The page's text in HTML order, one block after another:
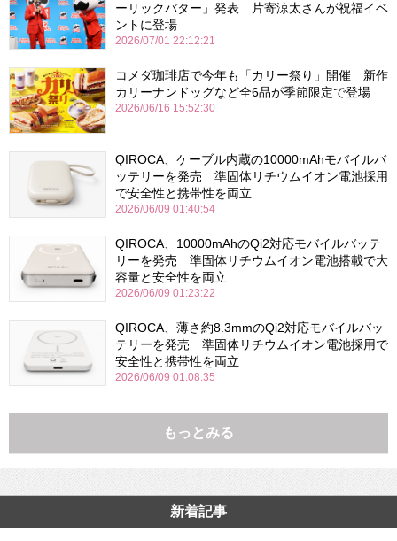
ーリックバター」発表 片寄涼太さんが祝福イベ
ントに登場
2026/07/01 22:12:21
コメダ珈琲店で今年も「カリー祭り」開催 新作
カリーナンドッグなど全6品が季節限定で登場
2026/06/16 15:52:30
QIROCA、ケーブル内蔵の10000mAhモバイルバ
ッテリーを発売 準固体リチウムイオン電池採用
で安全性と携帯性を両立
2026/06/09 01:40:54
QIROCA、10000mAhのQi2対応モバイルバッテ
リーを発売 準固体リチウムイオン電池搭載で大
容量と安全性を両立
2026/06/09 01:23:22
QIROCA、薄さ約8.3mmのQi2対応モバイルバッ
テリーを発売 準固体リチウムイオン電池採用で
安全性と携帯性を両立
2026/06/09 01:08:35
もっとみる
新着記事